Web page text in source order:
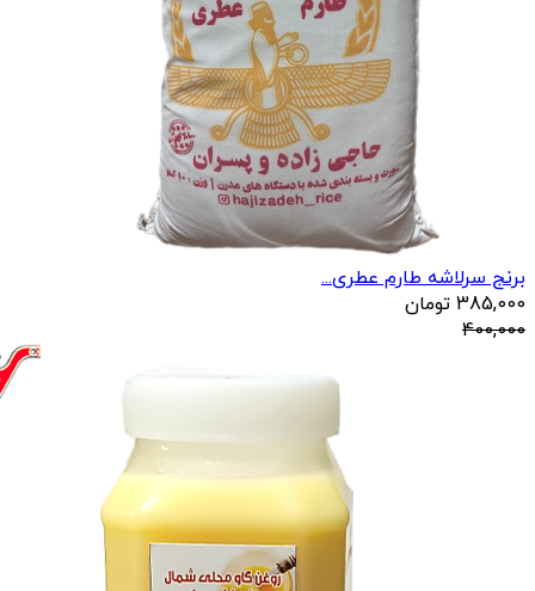
برنج سرلاشه طارم عطری...
385,000 تومان
400,000